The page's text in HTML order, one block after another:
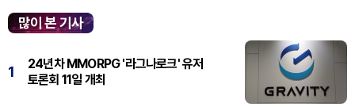
많이 본 기사
1
24년차 MMORPG '라그나로크' 유저
토론회 11일 개최